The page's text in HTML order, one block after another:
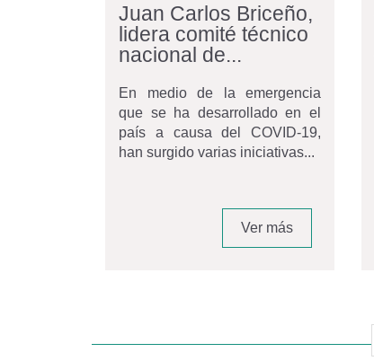
Juan Carlos Briceño,
lidera comité técnico
nacional de...
En medio de la emergencia
que se ha desarrollado en el
país a causa del COVID-19,
han surgido varias iniciativas...
Ver más